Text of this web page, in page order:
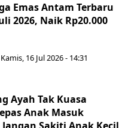
Emas Antam Terbaru
2026, Naik Rp20.000
Kamis, 16 Jul 2026 - 14:31
Ayah Tak Kuasa
Anak Masuk